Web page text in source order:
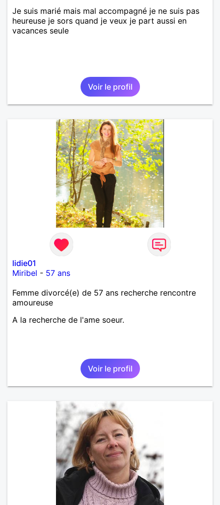
Je suis marié mais mal accompagné je ne suis pas
heureuse je sors quand je veux je part aussi en
vacances seule
Voir le profil
lidie01
Miribel - 57 ans
Femme divorcé(e) de 57 ans recherche rencontre
amoureuse
A la recherche de l'ame soeur.
Voir le profil